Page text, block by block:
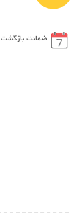
ضمانت بازگشت